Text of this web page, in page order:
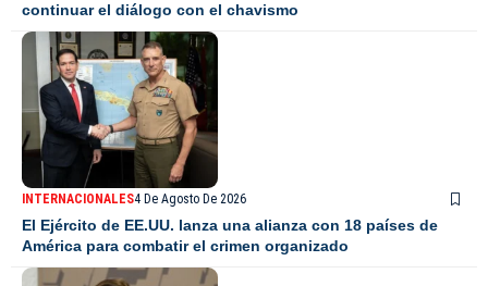
continuar el diálogo con el chavismo
INTERNACIONALES4 De Agosto De 2026
El Ejército de EE.UU. lanza una alianza con 18 países de
América para combatir el crimen organizado